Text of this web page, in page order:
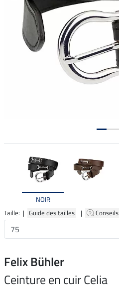
NOIR
Taille: | Guide des tailles | Conseils
Felix Bühler
Ceinture en cuir Celia